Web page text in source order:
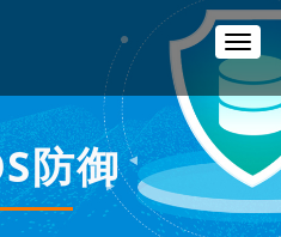
T
o
g
g
l
e
a
防御